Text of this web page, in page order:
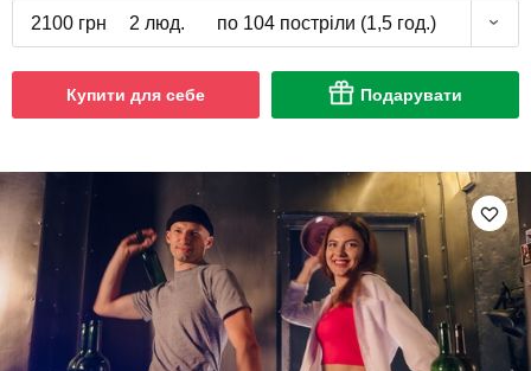
2100 грн 2 люд. по 104 постріли (1,5 год.)
Купити для себе Подарувати